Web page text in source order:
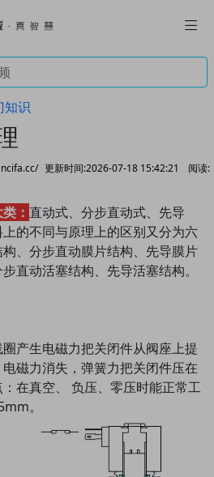
知识
更新时间:2026-07-18 15:42:21
阅读:
： 直动式、分步直动式、先导
的不同与原理上的区别又分为六
、分步直动膜片结构、先导膜片
直动活塞结构、先导活塞结构。
产生电磁力把关闭件从阀座上提
磁力消失，弹簧力把关闭件压在
在真空、 负压、零压时能正常工
。